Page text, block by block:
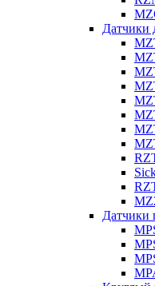
Датчики
Датчики